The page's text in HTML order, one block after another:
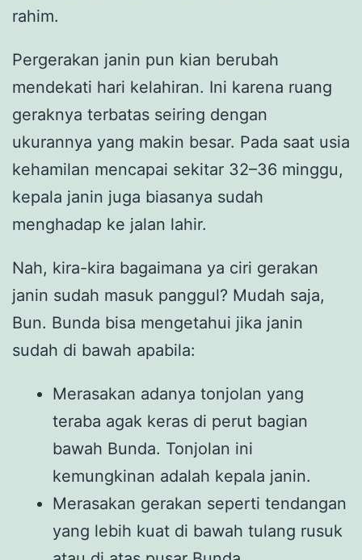
rahim.
Pergerakan janin pun kian berubah
mendekati hari kelahiran. Ini karena ruang
geraknya terbatas seiring dengan
ukurannya yang makin besar. Pada saat usia
kehamilan mencapai sekitar 32–36 minggu,
kepala janin juga biasanya sudah
menghadap ke jalan lahir.
Nah, kira-kira bagaimana ya ciri gerakan
janin sudah masuk panggul? Mudah saja,
Bun. Bunda bisa mengetahui jika janin
sudah di bawah apabila:
Merasakan adanya tonjolan yang
teraba agak keras di perut bagian
bawah Bunda. Tonjolan ini
kemungkinan adalah kepala janin.
Merasakan gerakan seperti tendangan
yang lebih kuat di bawah tulang rusuk